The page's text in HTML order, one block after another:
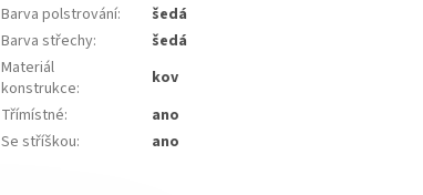
Barva polstrování:
šedá
Barva střechy:
šedá
Materiál
konstrukce:
kov
Třímístné:
ano
Se stříškou: ano